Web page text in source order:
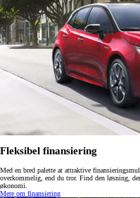
Fleksibel finansiering
Med en bred palette at attraktive
overkommelig, end du tror. Find den løsning,
økonomi.
Mere om finansiering